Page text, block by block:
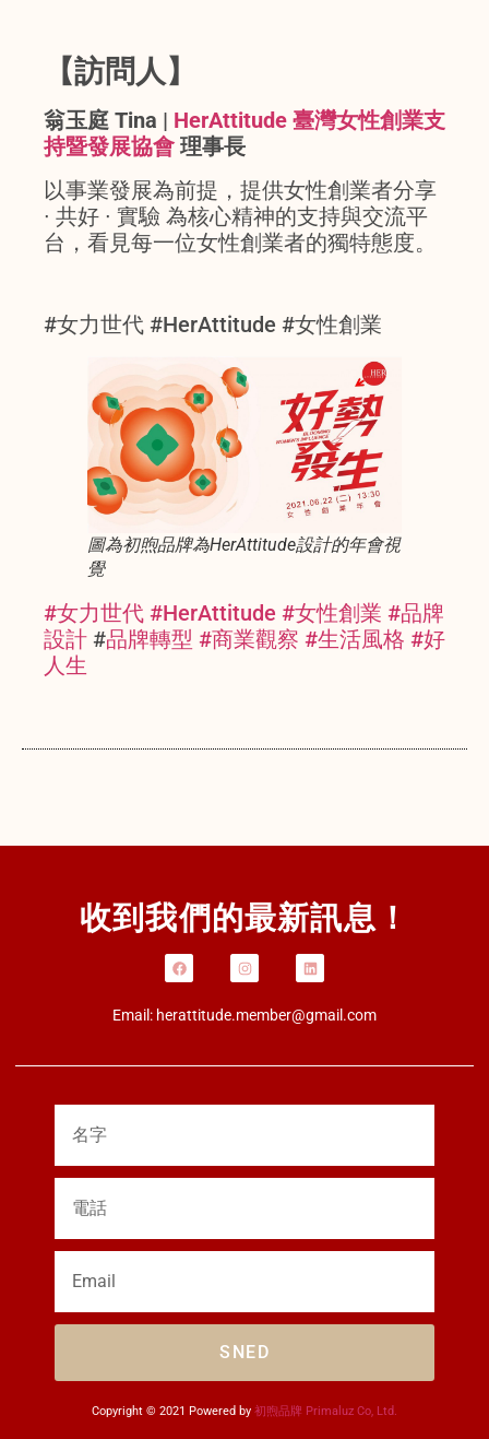
【訪問人】
翁玉庭 Tina | HerAttitude 臺灣女性創業支
持暨發展協會 理事長
以事業發展為前提，提供女性創業者分享
∙ 共好 ∙ 實驗 為核心精神的支持與交流平
台，看見每一位女性創業者的獨特態度。
#女力世代 #HerAttitude #女性創業
圖為初煦品牌為HerAttitude設計的年會視
覺
#女力世代 #HerAttitude #女性創業 #品牌
設計 #品牌轉型 #商業觀察 #生活風格 #好
人生
收到我們的最新訊息！
Email: herattitude.member@gmail.com
SNED
Copyright © 2021 Powered by 初煦品牌 Primaluz Co, Ltd.